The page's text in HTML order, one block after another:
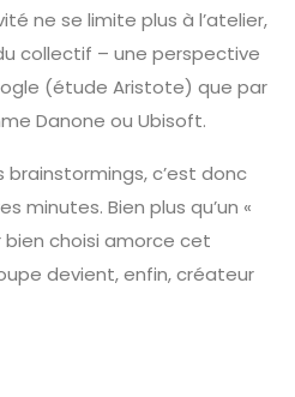
ne se limite plus à l’atelier,
collectif – une perspective
(étude Aristote) que par
Danone ou Ubisoft.
brainstormings, c’est donc
minutes. Bien plus qu’un «
bien choisi amorce cet
devient, enfin, créateur